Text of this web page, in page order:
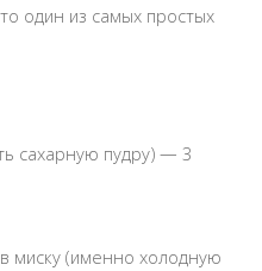
один из самых простых
сахарную пудру) — 3
миску (именно холодную